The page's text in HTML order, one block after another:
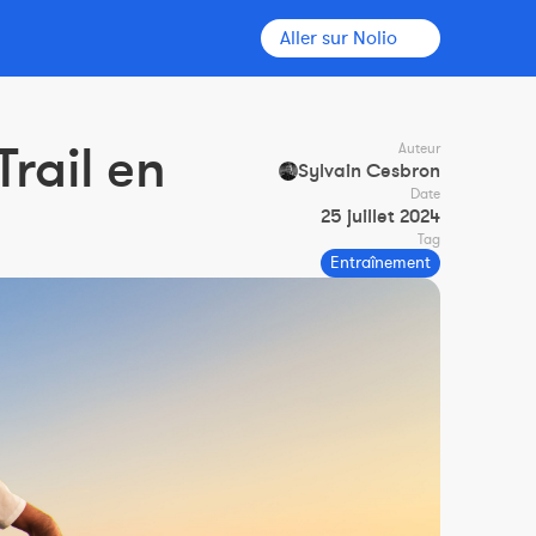
Aller sur Nolio
en
Auteur
Sylvain Cesbron
Date
25 juillet 2024
Tag
Entraînement